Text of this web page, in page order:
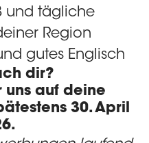
und tägliche
Region
gutes Englisch
dir?
uns auf deine
30. April